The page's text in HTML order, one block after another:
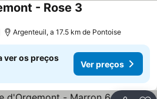
- Rose 3
Argenteuil, a 17.5 km de Pontoise
ver os preços
Ver preços